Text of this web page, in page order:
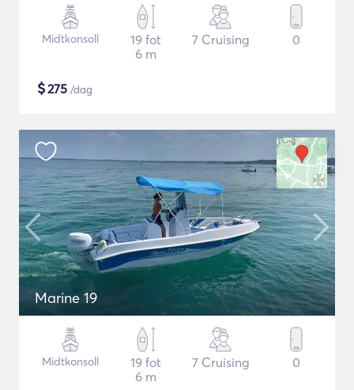
Midtkonsoll
19 fot
6 m
7 Cruising 0
$275 /dag
Marine 19
Midtkonsoll
19 fot
6 m
7 Cruising 0